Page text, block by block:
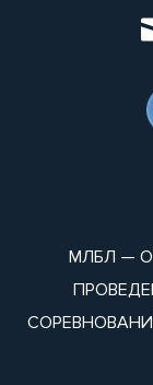
МЛБЛ —